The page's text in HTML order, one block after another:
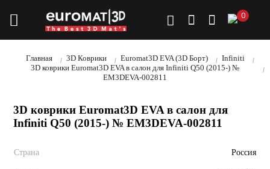
0
Главная 3D Коврики Euromat3D EVA (3D Борт)
Infiniti
3D коврики Euromat3D EVA в салон для Infiniti Q50 (2015-) №
EM3DEVA-002811
3D коврики Euromat3D EVA в салон для
Infiniti Q50 (2015-) № EM3DEVA-002811
Страна Россия